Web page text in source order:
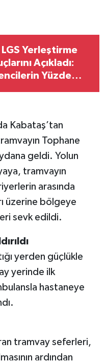
LGS Yerleştirme
Açıkladı:
Yüzde
Kabataş’tan
Tophane
geldi. Yolun
tramvayın
arasında
üzerine bölgeye
sevk edildi.
yerden güçlükle
yerinde ilk
hastaneye
tramvay seferleri,
ardından